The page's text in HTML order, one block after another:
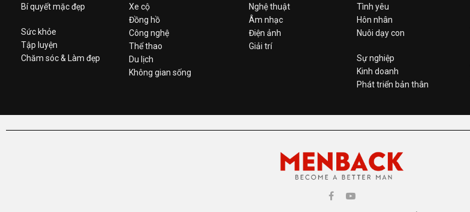
Bí quyết mặc đẹp
Sức khỏe
Tập luyện
Chăm sóc & Làm đẹp
Xe cộ
Đồng hồ
Công nghệ
Thể thao
Du lịch
Không gian sống
Nghệ thuật
Âm nhạc
Điện ảnh
Giải trí
Tình yêu
Hôn nhân
Nuôi dạy con
Sự nghiệp
Kinh doanh
Phát triển bản thân